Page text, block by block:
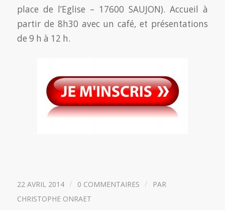
place de l’Eglise – 17600 SAUJON). Accueil à
partir de 8h30 avec un café, et présentations
de 9 h à 12 h.
22 AVRIL 2014 / 0 COMMENTAIRES /
PAR
CHRISTOPHE ONRAET